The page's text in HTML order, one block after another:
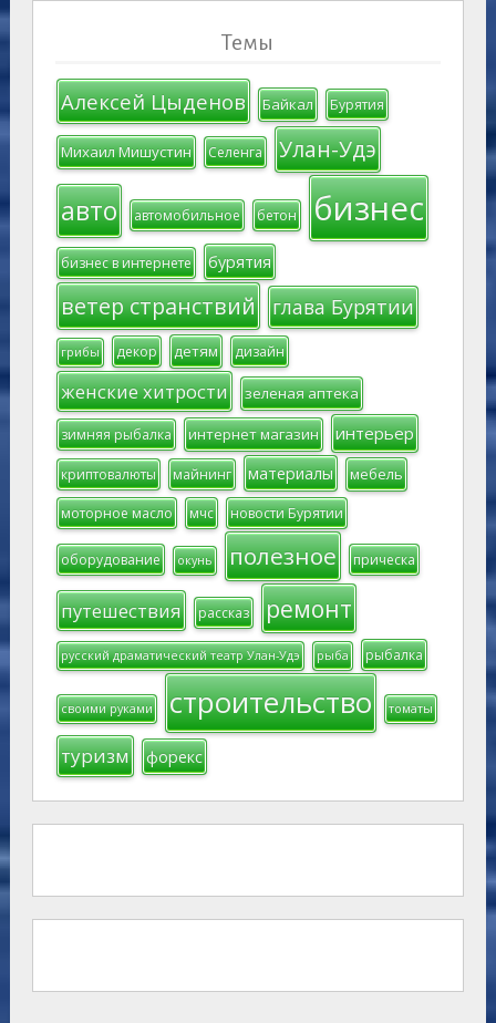
Темы
Алексей Цыденов Байкал Бурятия
Михаил Мишустин Селенга Улан-Удэ
авто автомобильное бетон бизнес
бизнес в интернете бурятия
ветер странствий глава Бурятии
грибы декор детям дизайн
женские хитрости зеленая аптека
зимняя рыбалка интернет магазин интерьер
криптовалюты майнинг материалы мебель
моторное масло мчс новости Бурятии
оборудование окунь полезное прическа
путешествия рассказ ремонт
русский драматический театр Улан-Удэ рыба рыбалка
своими руками строительство томаты
туризм форекс